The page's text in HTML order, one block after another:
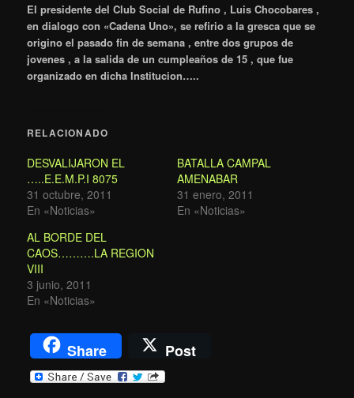
El presidente del Club Social de Rufino , Luis Chocobares ,
en dialogo con «Cadena Uno», se refirio a la gresca que se
origino el pasado fin de semana , entre dos grupos de
jovenes , a la salida de un cumpleaños de 15 , que fue
organizado en dicha Institucion…..
RELACIONADO
DESVALIJARON EL
…..E.E.M.P.I 8075
31 octubre, 2011
En «Noticias»
BATALLA CAMPAL
AMENABAR
31 enero, 2011
En «Noticias»
AL BORDE DEL
CAOS……….LA REGION
VIII
3 junio, 2011
En «Noticias»
Share Post